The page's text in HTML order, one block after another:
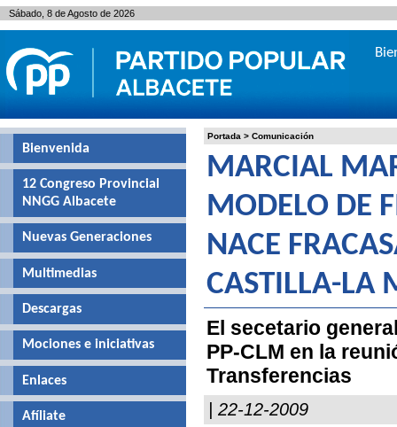
Portada > Comunicación
MARCIAL
MODELO DE
NACE
CASTILLA-LA
El secetario
PP-CLM en la
Transferencias
| 22-12-2009
Bienvenida
12 Congreso Provincial
NNGG Albacete
Nuevas Generaciones
Multimedias
Descargas
Mociones e iniciativas
Enlaces
Afíliate
Sábado, 8 de Agosto de 2026